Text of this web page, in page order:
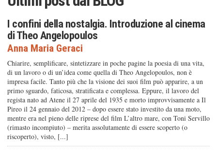
I confini della nostalgia. Introduzione al cinema
di Theo Angelopoulos
Anna Maria Geraci
Chiarire, semplificare, sintetizzare in poche pagine la poesia di una vita,
di un lavoro o di un’idea come quella di Theo Angelopoulos, non è
impresa facile. Tanto più che la visione dei suoi film può apparire, a un
primo sguardo, faticosa, stratificata e complessa. Eppure, il lavoro del
regista nato ad Atene il 27 aprile del 1935 e morto improvvisamente a Il
Pireo il 24 gennaio del 2012 – dopo essere stato investito da una moto,
mentre era nel pieno delle riprese del film L’altro mare, con Toni Servillo
(rimasto incompiuto) – merita assolutamente di essere scoperto (o
riscoperto), visto, [...]